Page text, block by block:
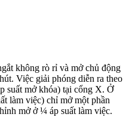
không rò rỉ và mở chủ động
Việc giải phóng diễn ra theo
suất mở khóa) tại cổng X. Ở
làm việc) chỉ mở một phần
mở ở ¼ áp suất làm việc.